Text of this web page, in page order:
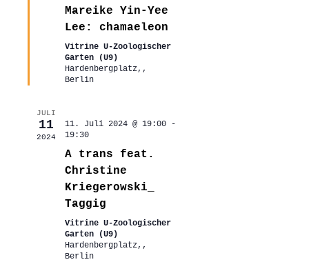
Mareike Yin-Yee
Lee: chamaeleon
Vitrine U-Zoologischer
Garten (U9)
Hardenbergplatz,,
Berlin
JULI
11
2024
11. Juli 2024 @ 19:00-
19:30
A trans feat.
Christine
Kriegerowski_
Taggig
Vitrine U-Zoologischer
Garten (U9)
Hardenbergplatz,,
Berlin